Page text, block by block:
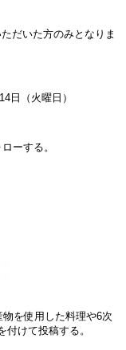
だいた方のみとなりま
日（火曜日）
ーする。
を使用した料理や6次
けて投稿する。